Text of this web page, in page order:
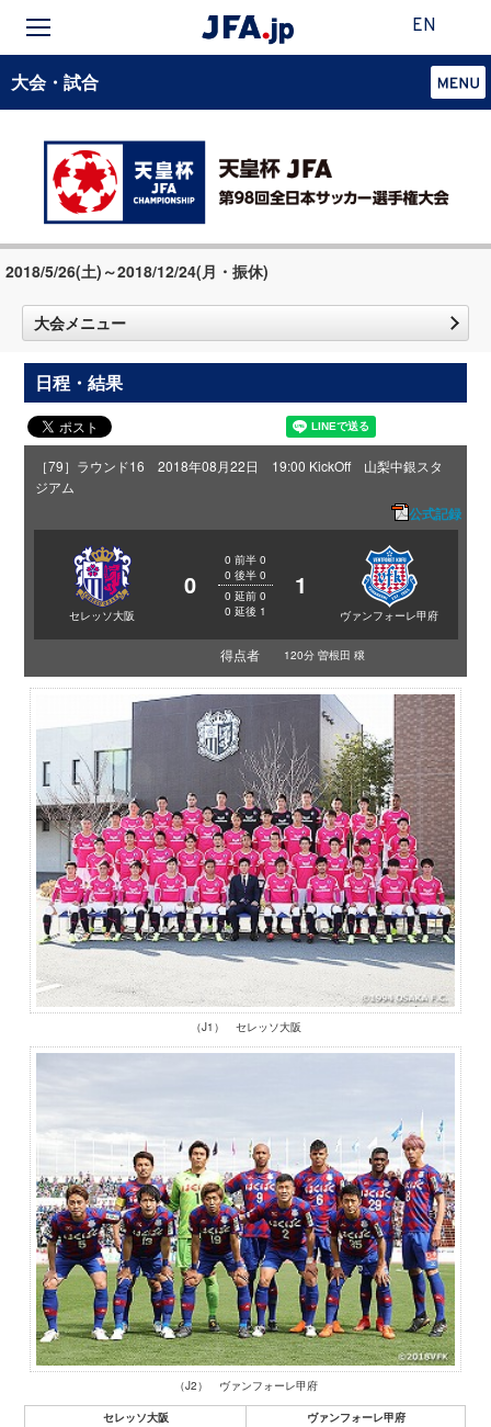
EN
大会・試合
2018/5/26(土)～2018/12/24(月・振休)
大会メニュー
日程・結果
［79］ラウンド16 2018年08月22日 19:00 KickOff 山梨中銀スタ
ジアム
公式記録
セレッソ大阪
0
0 前半 0
0 後半 0
0 延前 0
0 延後 1
1
ヴァンフォーレ甲府
得点者 120分 曽根田 穣
（J1） セレッソ大阪
（J2） ヴァンフォーレ甲府
セレッソ大阪
ヴァンフォーレ甲府